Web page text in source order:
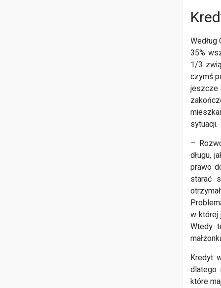
35%
1/3
czymś
jeszcze
sytuacji.
–
długu,
prawo
starać
w której
Wtedy
Kredyt
dlatego
które